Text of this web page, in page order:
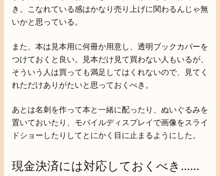
き。こなれている感はかなり売り上げに関わるんじゃ無
いかと思っている。
また、本は見本用に何冊か用意し、透明ブックカバーを
つけておくと良い。見本だけ見て買わない人もいるが、
そういう人は買っても満足してはくれないので、見てく
れただけありがたいと思っておくべき。
あとは名刺を作って本と一緒に配ったり、ぬいぐるみを
置いておいたり、モバイルディスプレイで画像をスライ
ドショーしたりしてとにかく目に止まるようにした。
現金決済には対応しておくべき……